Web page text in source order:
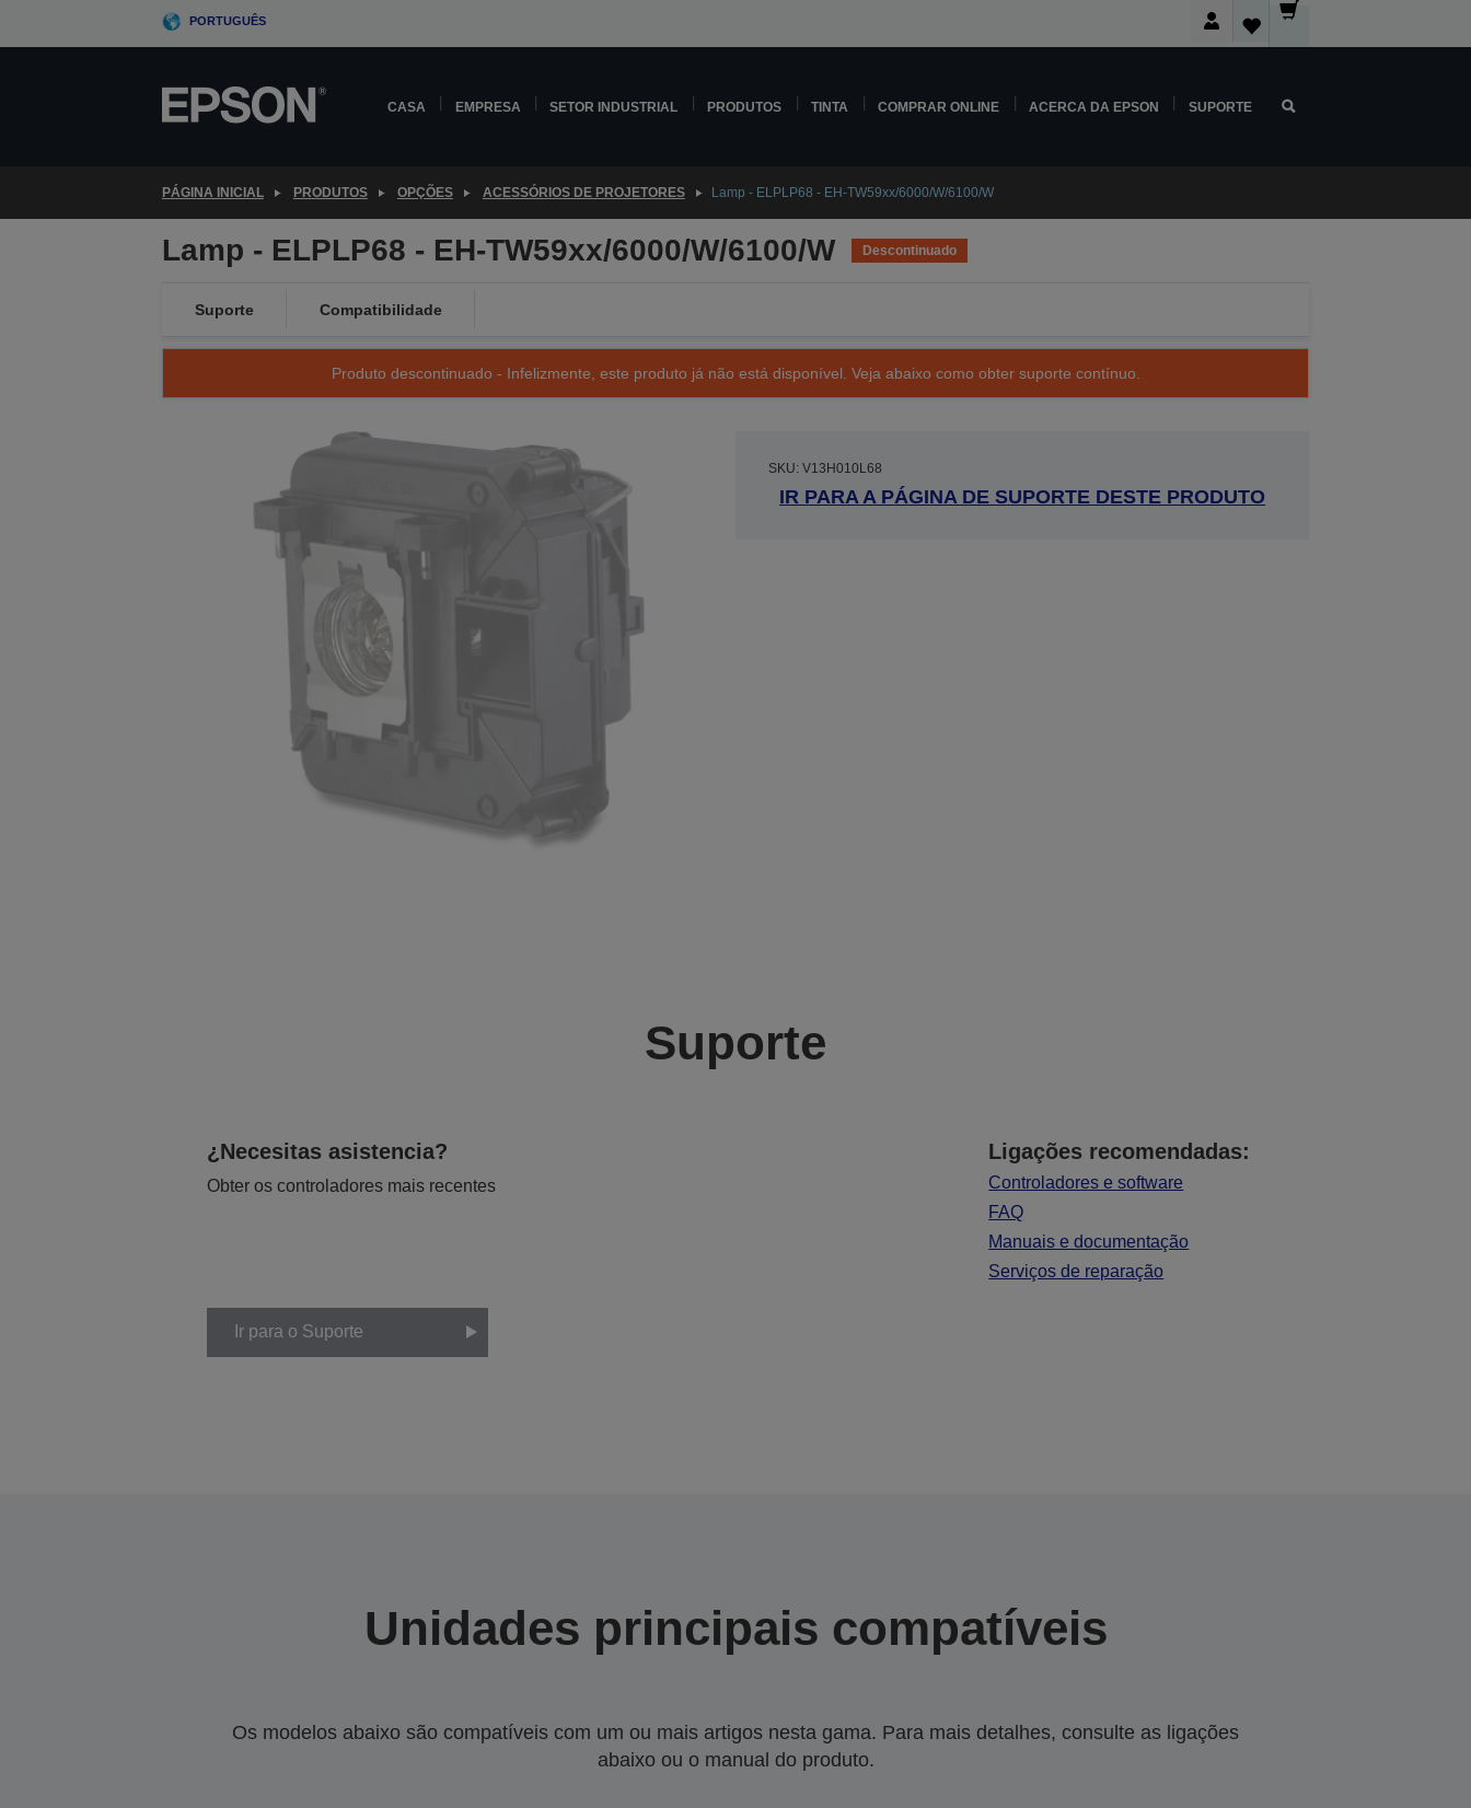
PORTUGUÊS
CASA EMPRESA SETOR INDUSTRIAL PRODUTOS TINTA COMPRAR ONLINE ACERCA DA EPSON SUPORTE
PÁGINA INICIAL PRODUTOS OPÇÕES ACESSÓRIOS DE PROJETORES Lamp - ELPLP68 - EH-TW59xx/6000/W/6100/W
Lamp - ELPLP68 - EH-TW59xx/6000/W/6100/W Descontinuado
Suporte Compatibilidade
Produto descontinuado - Infelizmente, este produto já não está disponível. Veja abaixo como obter suporte contínuo.
SKU: V13H010L68
IR PARA A PÁGINA DE SUPORTE DESTE PRODUTO
Suporte
¿Necesitas asistencia?
Obter os controladores mais recentes
Ligações recomendadas:
Controladores e software
FAQ
Manuais e documentação
Serviços de reparação
Ir para o Suporte
Unidades principais compatíveis
Os modelos abaixo são compatíveis com um ou mais artigos nesta gama. Para mais detalhes, consulte as ligações
abaixo ou o manual do produto.